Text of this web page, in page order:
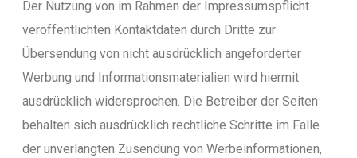
Der Nutzung von im Rahmen der Impressumspflicht
veröffentlichten Kontaktdaten durch Dritte zur
Übersendung von nicht ausdrücklich angeforderter
Werbung und Informationsmaterialien wird hiermit
ausdrücklich widersprochen. Die Betreiber der Seiten
behalten sich ausdrücklich rechtliche Schritte im Falle
der unverlangten Zusendung von Werbeinformationen,